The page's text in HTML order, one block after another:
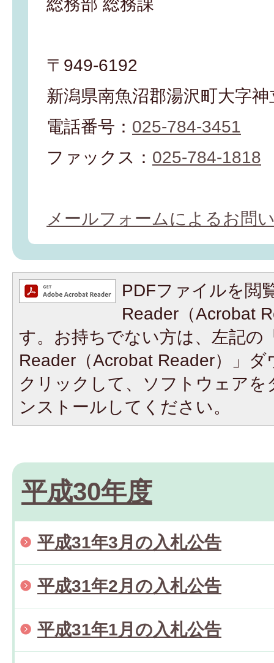
総務部 総務課
〒949-6192
新潟県南魚沼郡湯沢町大字
電話番号： 025-784-3451
ファックス： 025-784-1818
メールフォームによるお問
PDFファイルを閲
Reader（Acrobat
す。お持ちでない方は、左記の
Reader（Acrobat Reader）」
クリックして、ソフトウェア
ンストールしてください。
平成30年度
平成31年3月の入札公告
平成31年2月の入札公告
平成31年1月の入札公告